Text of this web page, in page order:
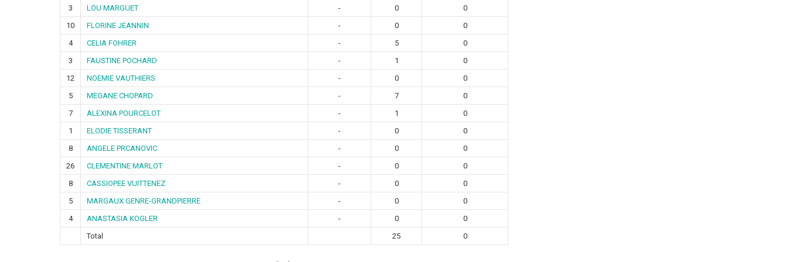
3
LOU MARGUET - 0
0
10
FLORINE JEANNIN - 0
0
4
CELIA FOHRER - 5
0
3
FAUSTINE POCHARD - 1
0
12
NOEMIE VAUTHIERS - 0
0
5
MEGANE CHOPARD - 7
0
7
ALEXINA POURCELOT - 1
0
1
ELODIE TISSERANT - 0
0
8
ANGELE PRCANOVIC - 0
0
26
CLEMENTINE MARLOT - 0
0
8
CASSIOPEE VUITTENEZ - 0
0
5
MARGAUX GENRE-GRANDPIERRE - 0
0
4
ANASTASIA KOGLER - 0
0
Total
25 0